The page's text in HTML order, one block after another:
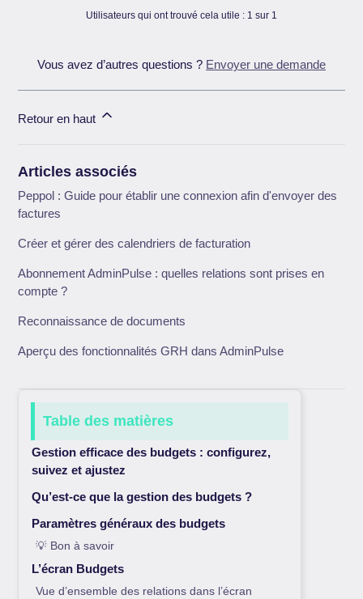
Utilisateurs qui ont trouvé cela utile : 1 sur 1
Vous avez d’autres questions ? Envoyer une demande
Retour en haut
Articles associés
Peppol : Guide pour établir une connexion afin d'envoyer des
factures
Créer et gérer des calendriers de facturation
Abonnement AdminPulse : quelles relations sont prises en
compte ?
Reconnaissance de documents
Aperçu des fonctionnalités GRH dans AdminPulse
Table des matières
Gestion efficace des budgets : configurez,
suivez et ajustez
Qu’est-ce que la gestion des budgets ?
Paramètres généraux des budgets
💡 Bon à savoir
L’écran Budgets
Vue d’ensemble des relations dans l’écran